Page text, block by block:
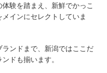
験を踏まえ、新鮮でかっこ
インにセレクトしていま
ンドまで、新潟ではここだ
ドも揃います。